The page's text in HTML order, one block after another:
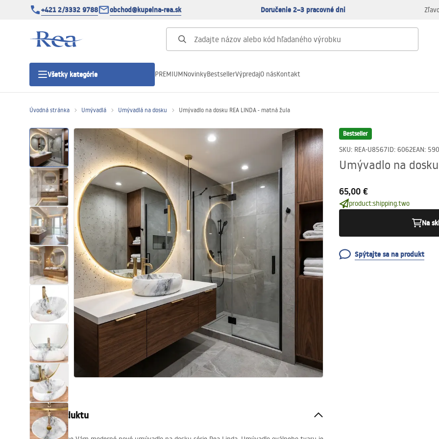
+421 2/3332 9788 obchod@kupelna-rea.sk Doručenie 2–3 pracovné dni
Všetky kategórie
Sprchové dvere
Sprchové vaničky
Sprchové žľaby
Sanitárna keramika
Umývadlá
Vaňa so zástenou
Batérie
Sprchy
Kuchyňa
Kúpeľňové doplnky a nábytok
PREMIUMNovinkyBestsellerVýpredajO násKontakt
Úvodná stránka Umývadlá Umývadlá na dosku Umývadlo na dosku REA LINDA - matná žula
Bestseller
SKU: REA-U8567ID: 6062EAN:
Umývadlo na
65,00 €
product:shipping.two
Na
Spýtajte sa na produkt
Popis produktu